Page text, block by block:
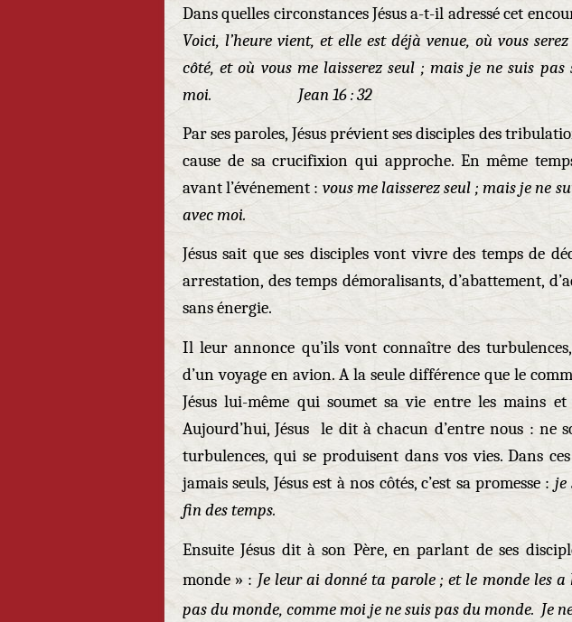
Dans quelles circonstances Jésus a-t-il adressé cet
Voici, l’heure vient, et elle est déjà venue, où vous
côté, et où vous me laisserez seul ; mais je ne suis pas
moi. Jean 16 : 32
Par ses paroles, Jésus prévient ses disciples des
cause de sa crucifixion qui approche. En même
avant l’événement : vous me laisserez seul ; mais je ne
avec moi.
Jésus sait que ses disciples vont vivre des temps de
arrestation, des temps démoralisants, d’abattement,
sans énergie.
Il leur annonce qu’ils vont connaître des
d’un voyage en avion. A la seule différence que le
Jésus lui-même qui soumet sa vie entre les mains
Aujourd’hui, Jésus le dit à chacun d’entre nous : ne
turbulences, qui se produisent dans vos vies. Dans
jamais seuls, Jésus est à nos côtés, c’est sa promesse : je
fin des temps.
Ensuite Jésus dit à son Père, en parlant de ses
monde » : Je leur ai donné ta parole ; et le monde les a
pas du monde, comme moi je ne suis pas du monde. Je